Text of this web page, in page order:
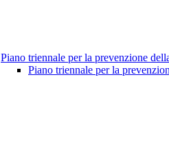
Piano triennale per la prevenzione
Piano triennale per la